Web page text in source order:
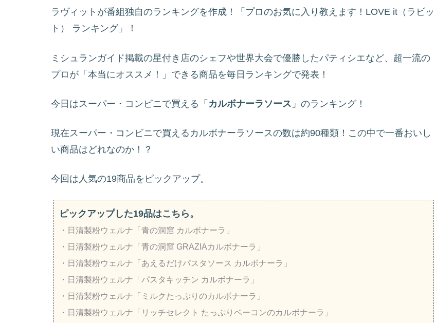
ラヴィットが番組独自のランキングを作成！「プロのお気に入り教えます！LOVE it（ラビッ
ト） ランキング」！
ミシュランガイド掲載の星付き店のシェフや世界大会で優勝したパティシエなど、超一流の
プロが「本当にオススメ！」できる商品を毎日ランキングで発表！
今日はスーパー・コンビニで買える「 カルボナーラソース 」のランキング！
現在スーパー・コンビニで買えるカルボナーラソースの数は約90種類！この中で一番おいし
い商品はどれなのか！？
今回は人気の19商品をピックアップ。
ピックアップした19品はこちら。
・日清製粉ウェルナ「青の洞窟 カルボナーラ」
・日清製粉ウェルナ「青の洞窟 GRAZIAカルボナーラ」
・日清製粉ウェルナ「あえるだけパスタソース カルボナーラ」
・日清製粉ウェルナ「パスタキッチン カルボナーラ」
・日清製粉ウェルナ「ミルクたっぷりのカルボナーラ」
・日清製粉ウェルナ「リッチセレクト たっぷりベーコンのカルボナーラ」